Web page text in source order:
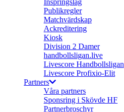
Inspringslag
Publikregler
Matchvärdskap
Ackreditering
Kiosk
Division 2 Damer
handbollsligan.live
Livescore Handbollsligan
Livescore Profixio-Elit
Partners
Våra partners
Sponsring i Skövde HF
Partnerbroschyr